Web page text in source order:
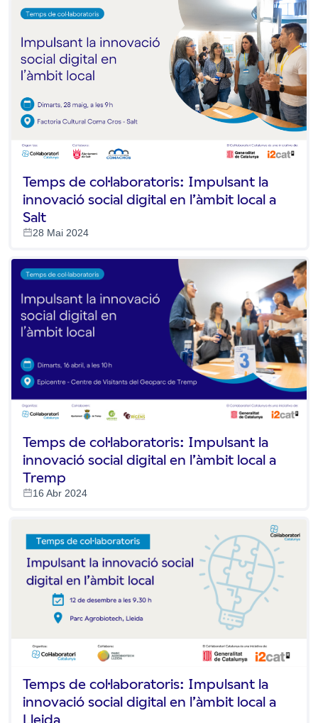
Temps de col·laboratoris: Impulsant la
innovació social digital en l’àmbit local a
Salt
28 Mai 2024
Temps de col·laboratoris: Impulsant la
innovació social digital en l’àmbit local a
Tremp
16 Abr 2024
Temps de col·laboratoris: Impulsant la
innovació social digital en l’àmbit local a